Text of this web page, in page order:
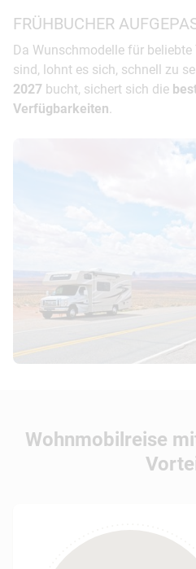
FRÜHBUCHER
Da Wunschmodelle für
sind, lohnt es sich, schnell zu
2027 bucht, sichert sich die
Verfügbarkeiten.
Wohnmobilreise